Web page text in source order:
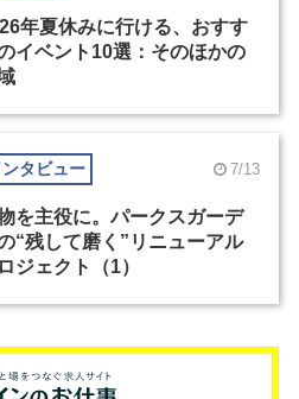
年夏休みに行ける、おすす
イベント10選：そのほかの
ンタビュー 7/13
を主役に。パークスガーデ
“残して磨く”リニューアル
ジェクト（1）